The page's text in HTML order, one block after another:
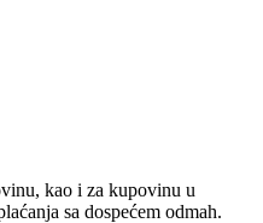
kao i za kupovinu u
sa dospećem odmah.